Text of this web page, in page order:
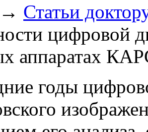
→ Статьи
цифровой
аппаратах
годы